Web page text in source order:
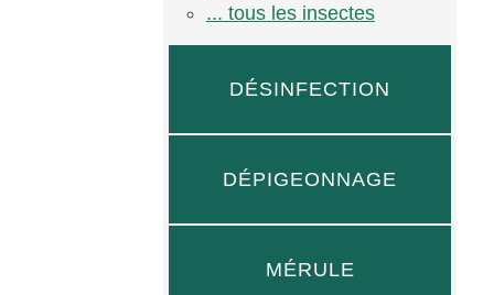
... tous les insectes
DÉSINFECTION
DÉPIGEONNAGE
MÉRULE